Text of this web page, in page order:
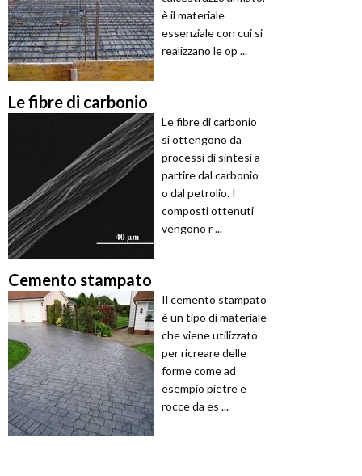
è il materiale
essenziale con cui si
realizzano le op ...
Le fibre di carbonio
Le fibre di carbonio
si ottengono da
processi di sintesi a
partire dal carbonio
o dal petrolio. I
composti ottenuti
vengono r ...
Cemento stampato
Il cemento stampato
è un tipo di materiale
che viene utilizzato
per ricreare delle
forme come ad
esempio pietre e
rocce da es ...